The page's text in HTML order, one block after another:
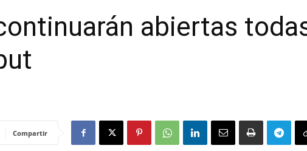
abiertas
Compartir